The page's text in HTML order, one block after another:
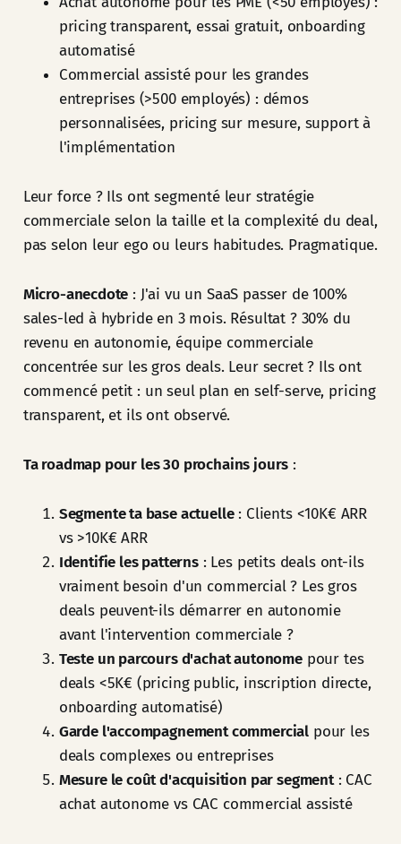
pricing transparent, essai gratuit, onboarding
automatisé
Commercial assisté pour les grandes
entreprises (>500 employés) : démos
personnalisées, pricing sur mesure, support à
l'implémentation
Leur force ? Ils ont segmenté leur stratégie
commerciale selon la taille et la complexité du deal,
pas selon leur ego ou leurs habitudes. Pragmatique.
Micro-anecdote : J'ai vu un SaaS passer de 100%
sales-led à hybride en 3 mois. Résultat ? 30% du
revenu en autonomie, équipe commerciale
concentrée sur les gros deals. Leur secret ? Ils ont
commencé petit : un seul plan en self-serve, pricing
transparent, et ils ont observé.
Ta roadmap pour les 30 prochains jours :
Segmente ta base actuelle: Clients <10K€ ARR
vs >10K€ ARR
Identifie les patterns: Les petits deals ont-ils
vraiment besoin d'un commercial ? Les gros
deals peuvent-ils démarrer en autonomie
avant l'intervention commerciale ?
Teste un parcours d'achat autonomepour tes
deals <5K€ (pricing public, inscription directe,
onboarding automatisé)
Garde l'accompagnement commercial pour les
deals complexes ou entreprises
Mesure le coût d'acquisition par segment: CAC
achat autonome vs CAC commercial assisté